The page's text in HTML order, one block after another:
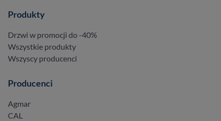
Produkty
Drzwi w promocji do -40%
Wszystkie produkty
Wszyscy producenci
Producenci
Agmar
CAL